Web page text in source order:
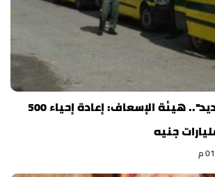
"مش هنشتري جديد".. هيئة الإسعاف: إعادة إحياء 500